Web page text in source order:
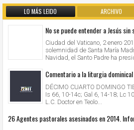
LO MÁS LEIDO ARCHIVO
No se puede entender a Jesús sin
Ciudad del Vaticano, 2 enero
solemnidad de Santa María
Navidad, el Santo Padre ha
Comentario a la liturgia dominical
DÉCIMO CUARTO DOMINGO
Is 66, 10-14c; Gal 6, 14-18; Lc
L.C. Doctor en Teolo...
26 Agentes pastorales asesinados en 2014.